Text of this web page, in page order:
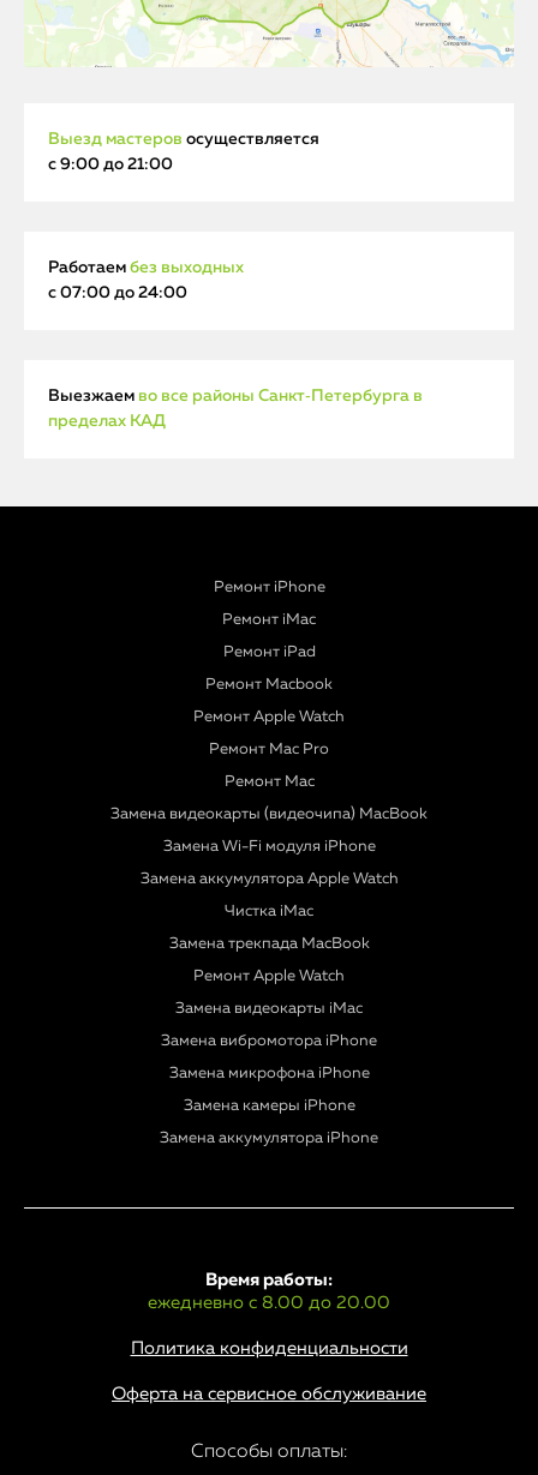
Выезд мастеров осуществляется
с 9:00 до 21:00
Работаем без выходных
с 07:00 до 24:00
Выезжаем во все районы Санкт‑Петербурга в
пределах КАД
Ремонт iPhone
Ремонт iMac
Ремонт iPad
Ремонт Macbook
Ремонт Apple Watch
Ремонт Mac Pro
Ремонт Mac
Замена видеокарты (видеочипа) MacBook
Замена Wi-Fi модуля iPhone
Замена аккумулятора Apple Watch
Чистка iMac
Замена трекпада MacBook
Ремонт Apple Watch
Замена видеокарты iMac
Замена вибромотора iPhone
Замена микрофона iPhone
Замена камеры iPhone
Замена аккумулятора iPhone
Политика конфиденциальности
Время работы:
ежедневно с 8.00 до 20.00
Оферта на сервисное обслуживание
Способы оплаты: